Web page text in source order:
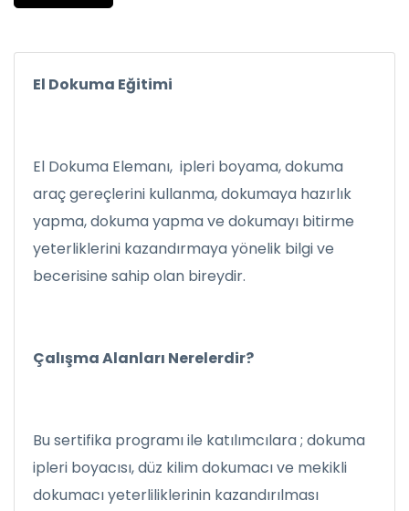
El Dokuma Eğitimi
El Dokuma Elemanı, ipleri boyama, dokuma
araç gereçlerini kullanma, dokumaya hazırlık
yapma, dokuma yapma ve dokumayı bitirme
yeterliklerini kazandırmaya yönelik bilgi ve
becerisine sahip olan bireydir.
Çalışma Alanları Nerelerdir?
Bu sertifika programı ile katılımcılara ; dokuma
ipleri boyacısı, düz kilim dokumacı ve mekikli
dokumacı yeterliliklerinin kazandırılması